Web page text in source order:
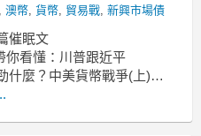
, 澳幣, 貨幣, 貿易戰, 新興市場債
催眠文
你看懂：川普跟近平
什麼？中美貨幣戰爭(上)】
隻大象各懷鬼胎
易戰